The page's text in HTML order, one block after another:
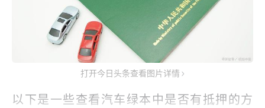
打开今日头条查看图片详情
以下是一些查看汽车绿本中是否有抵押的方